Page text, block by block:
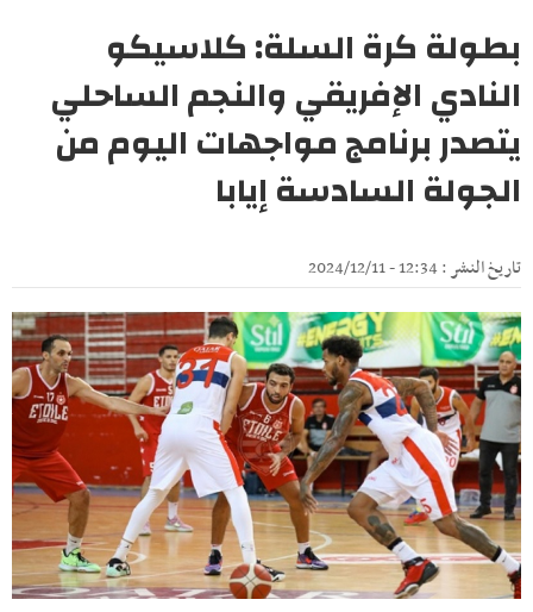
بطولة كرة السلة: كلاسيكو
النادي الإفريقي والنجم الساحلي
يتصدر برنامج مواجهات اليوم من
الجولة السادسة إيابا
تاريخ النشر : 12:34 - 2024/12/11